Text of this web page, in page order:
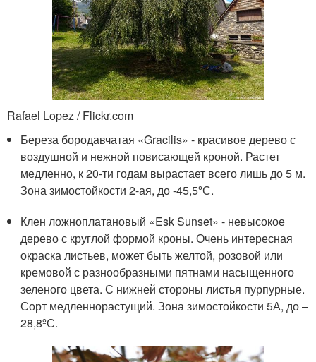
Rafael Lopez / Flickr.com
Береза бородавчатая «Gracilis» - красивое дерево с
воздушной и нежной повисающей кроной. Растет
медленно, к 20-ти годам вырастает всего лишь до 5 м.
Зона зимостойкости 2-ая, до -45,5ºС.
Клен ложноплатановый «Esk Sunset» - невысокое
дерево с круглой формой кроны. Очень интересная
окраска листьев, может быть желтой, розовой или
кремовой с разнообразными пятнами насыщенного
зеленого цвета. С нижней стороны листья пурпурные.
Сорт медленнорастущий. Зона зимостойкости 5А, до –
28,8ºС.